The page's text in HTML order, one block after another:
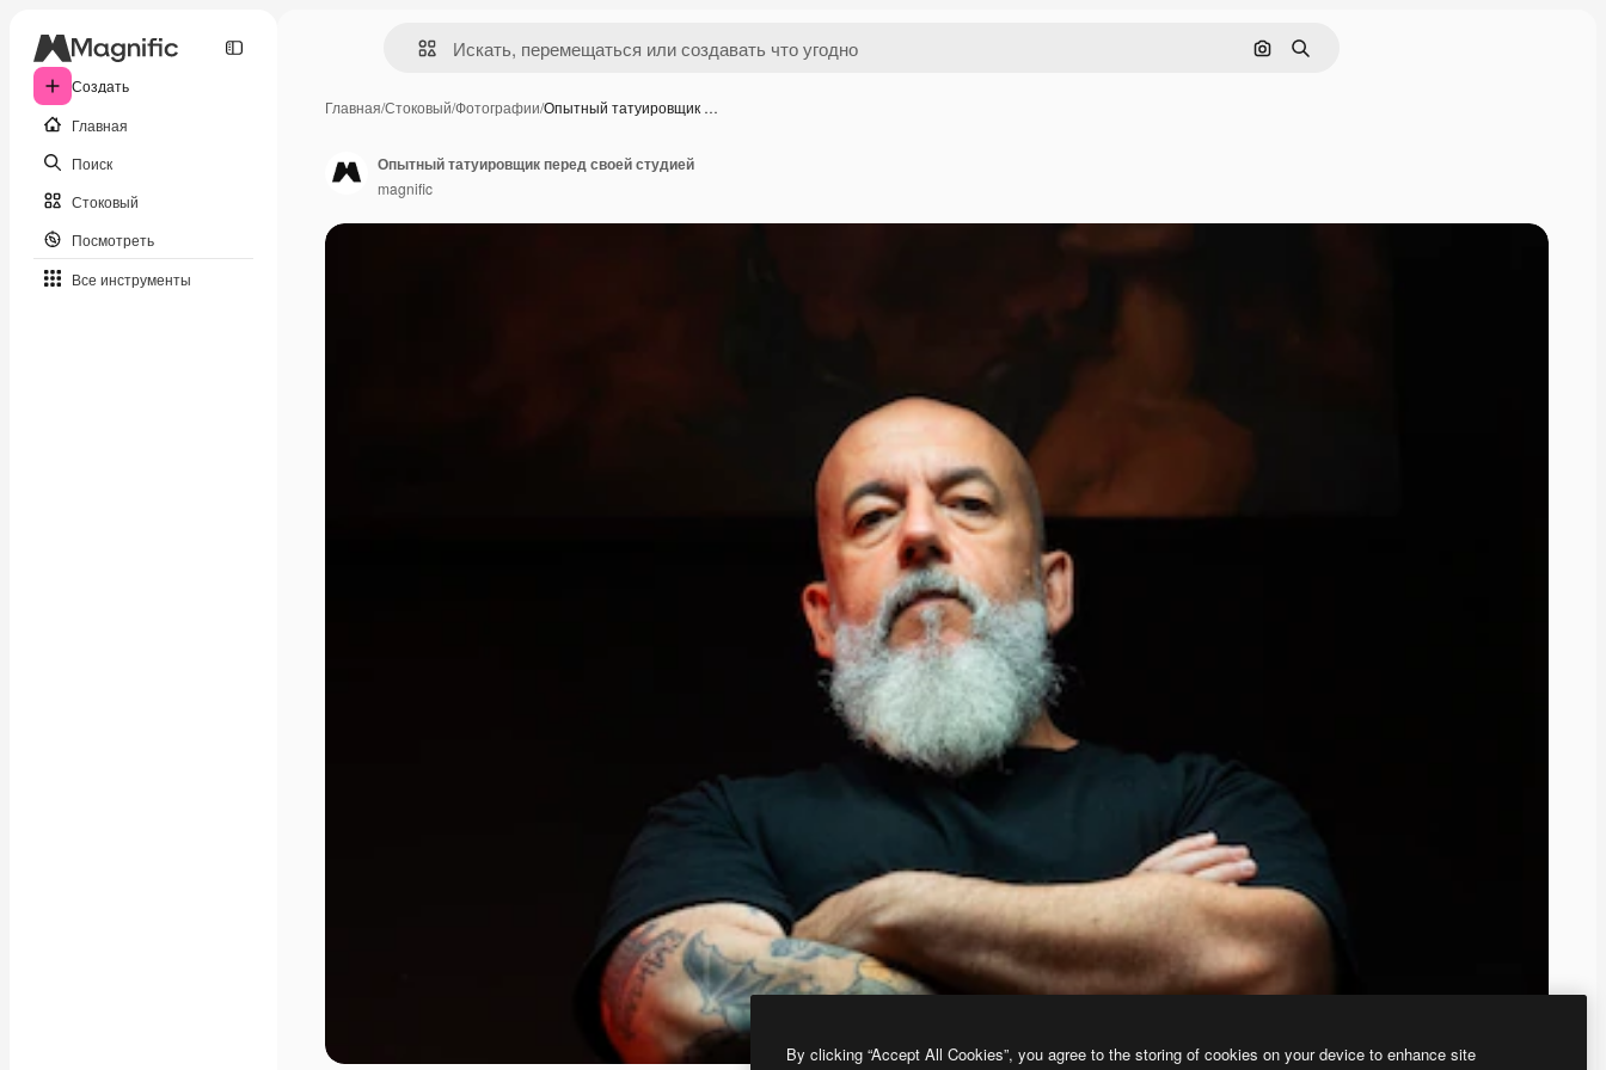
Создать
Главная
Поиск
Стоковый
Посмотреть
Все инструменты
Поиск по изображению
Поиск
Главная/Стоковый/Фотографии/Опытный татуировщик …
Опытный татуировщик перед своей студией
magnific
By clicking “Accept All Cookies”, you agree to the storing of cookies on your device to enhance site